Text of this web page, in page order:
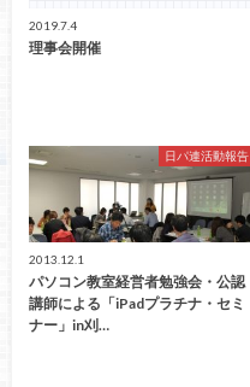
2019.7.4
理事会開催
日パ連活動報告
2013.12.1
パソコン教室経営者勉強会・公認
講師による「iPadプラチナ・セミ
ナー」in刈…